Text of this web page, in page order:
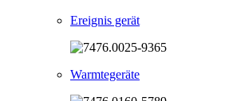
Ereignis gerät
Warmtegeräte